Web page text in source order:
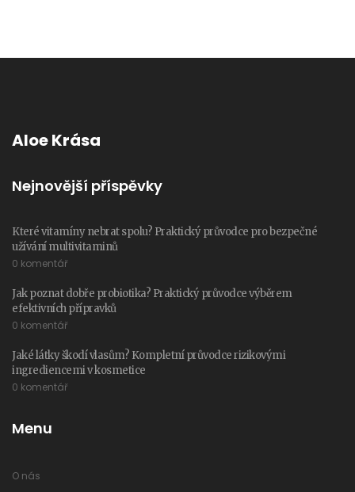
Aloe Krása
Nejnovější příspěvky
Které vitamíny nebrat spolu? Praktický průvodce pro bezpečné
užívání multivitaminů
0 komentář
Jak poznat dobře probiotika? Praktický průvodce výběrem
efektivních přípravků
0 komentář
Jaké látky škodí vlasům? Kompletní průvodce rizikovými
ingrediencemi v kosmetice
0 komentář
Menu
O nás